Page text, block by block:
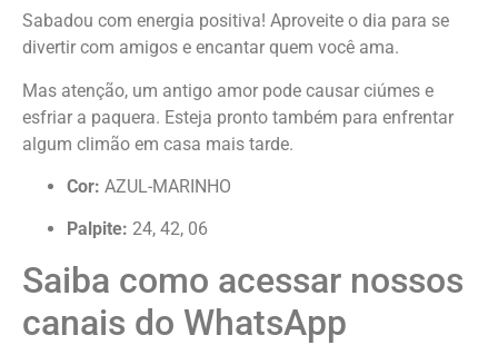
Sabadou com energia positiva! Aproveite o dia para se
divertir com amigos e encantar quem você ama.
Mas atenção, um antigo amor pode causar ciúmes e
esfriar a paquera. Esteja pronto também para enfrentar
algum climão em casa mais tarde.
Cor: AZUL-MARINHO
Palpite: 24, 42, 06
Saiba como acessar nossos
canais do WhatsApp